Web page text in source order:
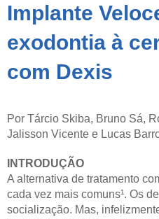
Implante
exodontia à
com Dexis
Por Tárcio Skiba, Bruno Sá,
Jalisson Vicente e Lucas
INTRODUÇÃO
A alternativa de tratamento
cada vez mais comuns¹. Os
socialização. Mas,